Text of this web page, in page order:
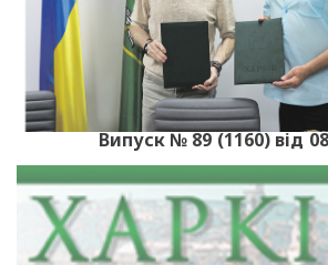
Випуск № 89 (1160) від